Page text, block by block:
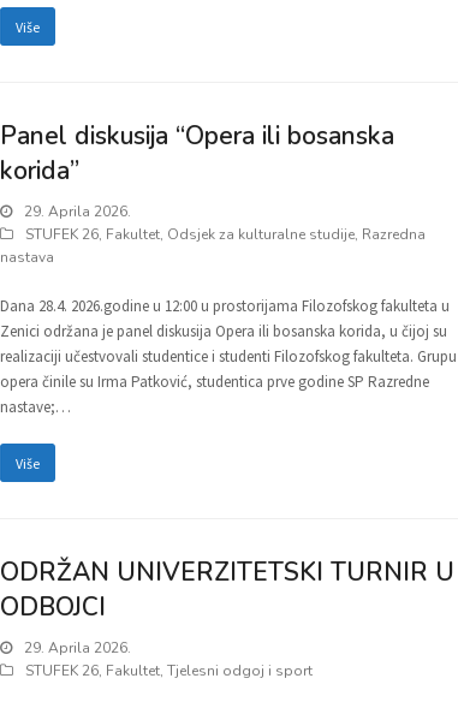
Više
Panel diskusija “Opera ili bosanska
korida”
29. Aprila 2026.
STUFEK 26, Fakultet, Odsjek za kulturalne studije, Razredna
nastava
Dana 28.4. 2026.godine u 12:00 u prostorijama Filozofskog fakulteta u
Zenici održana je panel diskusija Opera ili bosanska korida, u čijoj su
realizaciji učestvovali studentice i studenti Filozofskog fakulteta. Grupu
opera činile su Irma Patković, studentica prve godine SP Razredne
nastave;…
Više
ODRŽAN UNIVERZITETSKI TURNIR U
ODBOJCI
29. Aprila 2026.
STUFEK 26, Fakultet,Tjelesni odgoj i sport